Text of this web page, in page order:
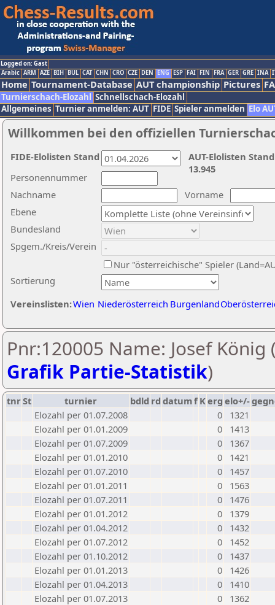
Logged on: Gast
Arabic ARM AZE BIH BUL CAT CHN CRO CZE DEN ENG ESP FAI FIN FRA GER GRE INA
Home Tournament-Database AUT championship Pictures
Turnierschach-Elozahl Schnellschach-Elozahl
Allgemeines Turnier anmelden: AUT FIDE Spieler anmelden Elo
Willkommen bei den offiziellen
Nachname
Vorname
Ebene
Sortierung
Personennummer
Bundesland
Spgem./Kreis/Verein
Nur "österreichische" Spieler
Vereinslisten:Wien Niederösterreich Burgenland
AUT-Elolisten
13.945
FIDE-Elolisten Stand
Pnr:120005 Name: Josef König
Grafik Partie-Statistik)
tnrSt turnier bdld rd datumf Kerg elo+/-
Elozahl per 01.07.2008
0
1321
Elozahl per 01.01.2009
0
1413
Elozahl per 01.07.2009
0
1367
Elozahl per 01.01.2010
0
1421
Elozahl per 01.07.2010
0
1457
Elozahl per 01.01.2011
0
1563
Elozahl per 01.07.2011
0
1476
Elozahl per 01.01.2012
0
1379
Elozahl per 01.04.2012
0
1432
Elozahl per 01.07.2012
0
1452
Elozahl per 01.10.2012
0
1437
Elozahl per 01.01.2013
0
1426
Elozahl per 01.04.2013
0
1410
Elozahl per 01.07.2013
0
1362